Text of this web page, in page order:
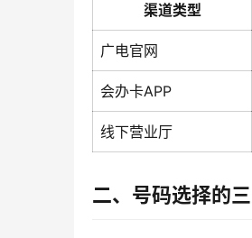
渠道类型
广电官网
会办卡APP
线下营业厅
二、号码选择的